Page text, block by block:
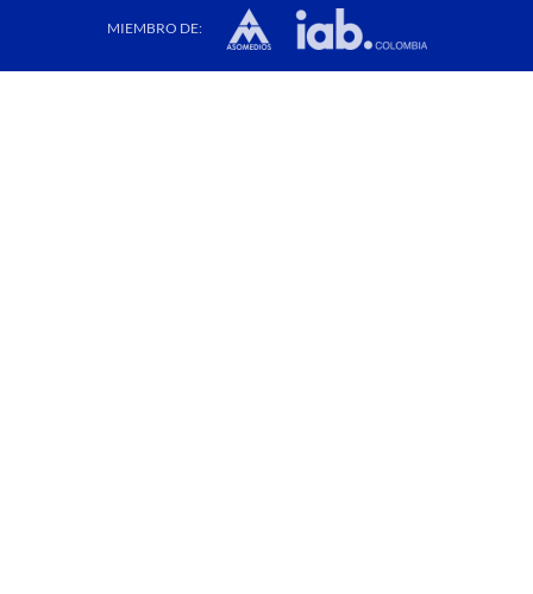
MIEMBRO DE: